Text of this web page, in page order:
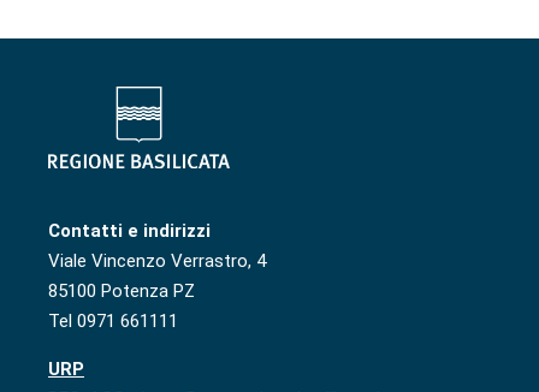
Contatti e indirizzi
Viale Vincenzo Verrastro, 4
85100 Potenza PZ
Tel 0971 661111
URP